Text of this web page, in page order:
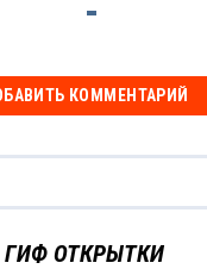
ГИФ ОТКРЫТКИ